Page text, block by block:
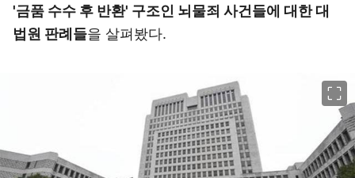
'금품 수수 후 반환' 구조인 뇌물죄 사건들에 대한 대
법원 판례들을 살펴봤다.